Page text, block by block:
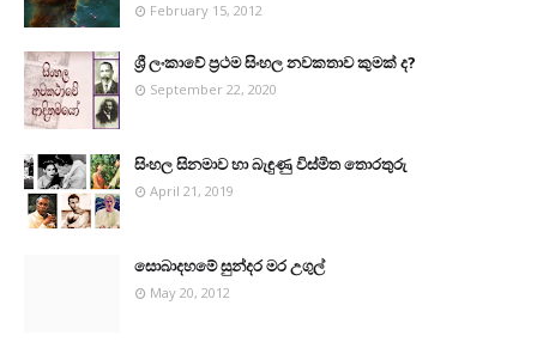
February 15, 2012
ශ්‍රී ලංකාවේ ප්‍රථම සිංහල නවකතාව කුමක් ද?
September 22, 2020
සිංහල සිනමාව හා බැඳුණු විස්මිත තොරතුරු
April 21, 2019
සොබාදහමේ සුන්දර මර උගුල්
May 20, 2012